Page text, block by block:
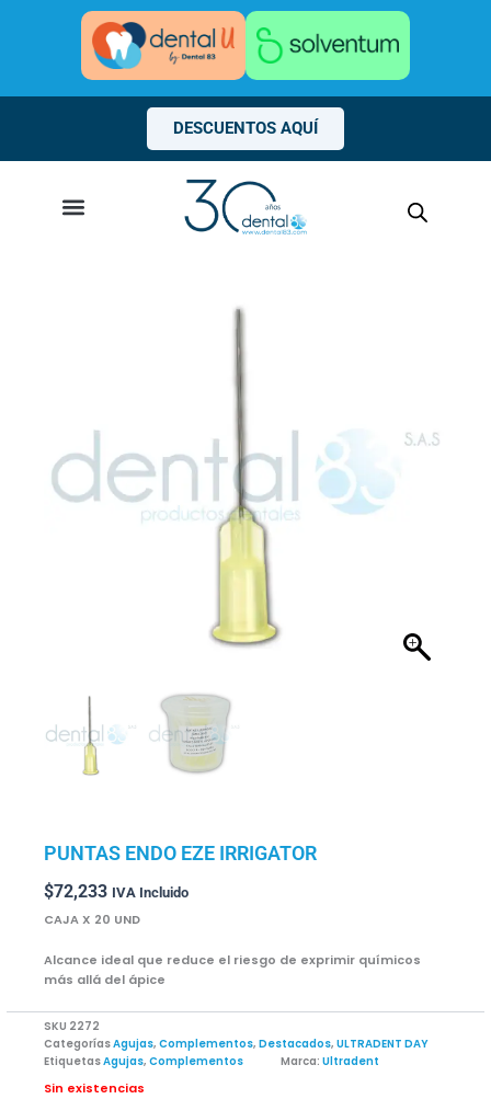
DESCUENTOS AQUÍ
PUNTAS ENDO EZE IRRIGATOR
$72,233 IVA Incluido
CAJA X 20 UND
Alcance ideal que reduce el riesgo de exprimir químicos
más allá del ápice
SKU 2272
CategoríasAgujas, Complementos, Destacados, ULTRADENT DAY
EtiquetasAgujas, Complementos Marca: Ultradent
Sin existencias